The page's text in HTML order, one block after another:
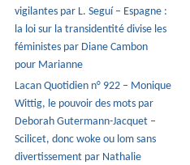
vigilantes par L. Seguí – Espagne :
la loi sur la transidentité divise les
féministes par Diane Cambon
pour Marianne
Lacan Quotidien n° 922 – Monique
Wittig, le pouvoir des mots par
Deborah Gutermann-Jacquet –
Scilicet, donc woke ou lom sans
divertissement par Nathalie